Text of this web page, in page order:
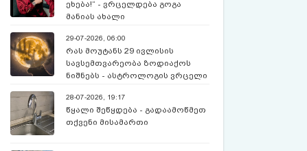
ეხება!“ - ვრცელდება გოგა
მანიას ახალი
29-07-2026, 06:00
რას მოუტანს 29 ივლისის
სავსემთვარეობა ზოდიაქოს
ნიშნებს - ასტროლოგის ვრცელი
28-07-2026, 19:17
წყალი შეწყდება - გადაამოწმეთ
თქვენი მისამართი